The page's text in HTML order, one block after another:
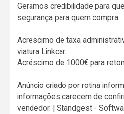
Geramos credibilidade para
segurança para quem compra.
Acréscimo de taxa
viatura Linkcar.
Acréscimo de 1000€ para
Anúncio criado por rotina
informações carecem de
vendedor. | Standgest -